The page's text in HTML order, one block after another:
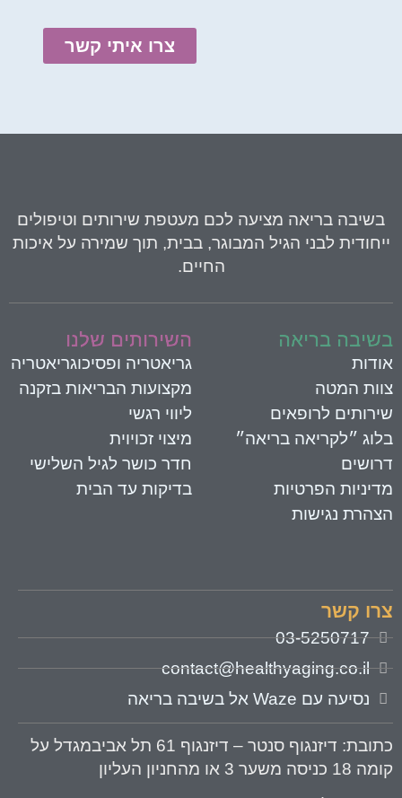
צרו איתי קשר
בשיבה בריאהמציעה לכם מעטפת שירותים וטיפולים
ייחודית לבני הגיל המבוגר, בבית, תוך שמירה על איכות
החיים.
בריאה
המטה
לרופאים
״לקריאה בריאה״
הפרטיות
נגישות
השירותים שלנו
גריאטריה ופסיכוגריאטריה
מקצועות הבריאות בזקנה
ליווי רגשי
מיצוי זכויוית
חדר כושר לגיל השלישי
בדיקות עד הבית
קשר
03-5250717
contact@healthyaging.co.il
נסיעה עם Waze אל בשיבה בריאה
: דיזנגוף סנטר – דיזנגוף 61 תל אביבמגדל על
כניסה משער 3 או מהחניון העליון